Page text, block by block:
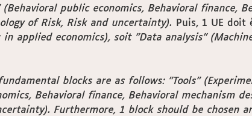
public economics, Behavioral finance,
of Risk, Risk and uncertainty).
Puis, 1 UE
applied economics), soit "Data analysis"
blocks are as follows: "Tools"
Behavioral finance, Behavioral mechanism
Furthermore, 1 block should be chosen